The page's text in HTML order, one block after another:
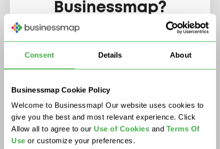
Consent Details About
Businessmap Cookie Policy
Welcome to Businessmap! Our website uses cookies to
give you the best and most relevant experience. Click
Allow all to agree to our Use of Cookies and Terms Of
Use or customize your preferences.
Businessmap?
Crie uma rede de tabuleiros